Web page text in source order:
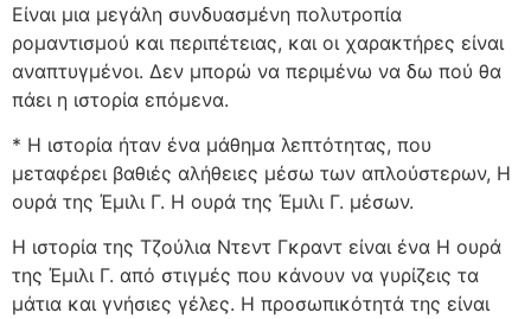
Είναι μια μεγάλη συνδυασμένη πολυτροπία
ρομαντισμού και περιπέτειας, και οι χαρακτήρες είναι
αναπτυγμένοι. Δεν μπορώ να περιμένω να δω πού θα
πάει η ιστορία επόμενα.
* Η ιστορία ήταν ένα μάθημα λεπτότητας, που
μεταφέρει βαθιές αλήθειες μέσω των απλούστερων, Η
ουρά της Έμιλι Γ. Η ουρά της Έμιλι Γ. μέσων.
Η ιστορία της Τζούλια Ντεντ Γκραντ είναι ένα Η ουρά
της Έμιλι Γ. από στιγμές που κάνουν να γυρίζεις τα
μάτια και γνήσιες γέλες. Η προσωπικότητά της είναι